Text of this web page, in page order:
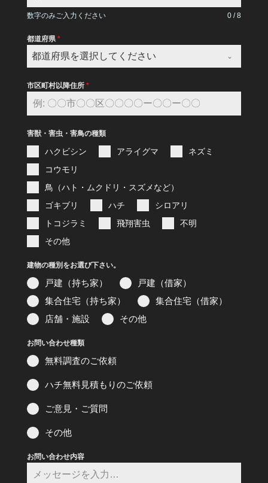
数字のみご入力ください 0 / 8
都道府県 *
都道府県を選択してください
市区町村以降住所 *
害獣・害虫・害鳥の種類
ハクビシン アライグマ
ネズミ
コウモリ
鳥（ハト・ムクドリ・スズメなど）
ゴキブリ
ハチ
シロアリ
トコジラミ
飛翔害虫
不明
その他
建物の種別をお選び下さい。
戸建（持ち家）
戸建（借家）
集合住宅（持ち家）
集合住宅（借家）
店舗・施設
その他
お問い合わせ種類
無料調査のご依頼
ハチ無料見積もりのご依頼
ご意見・ご質問
その他
お問い合わせ内容